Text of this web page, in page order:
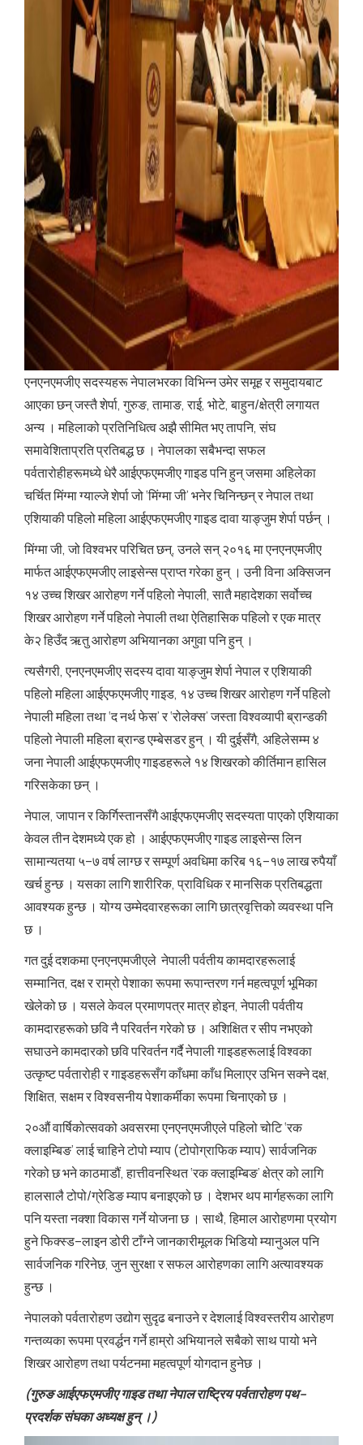
एनएनएमजीए सदस्यहरू नेपालभरका विभिन्न उमेर समूह र समुदायबाट
आएका छन् जस्तै शेर्पा, गुरुङ, तामाङ, राई, भोटे, बाहुन/क्षेत्री लगायत
अन्य । महिलाको प्रतिनिधित्व अझै सीमित भए तापनि, संघ
समावेशिताप्रति प्रतिबद्ध छ । नेपालका सबैभन्दा सफल
पर्वतारोहीहरूमध्ये धेरै आईएफएमजीए गाइड पनि हुन् जसमा अहिलेका
चर्चित मिंग्मा ग्याल्जे शेर्पा जो ‘मिंग्मा जी’ भनेर चिनिन्छन् र नेपाल तथा
एशियाकी पहिलो महिला आईएफएमजीए गाइड दावा याङ्जुम शेर्पा पर्छन् ।
मिंग्मा जी, जो विश्वभर परिचित छन्, उनले सन् २०१६ मा एनएनएमजीए
मार्फत आईएफएमजीए लाइसेन्स प्राप्त गरेका हुन् । उनी विना अक्सिजन
१४ उच्च शिखर आरोहण गर्ने पहिलो नेपाली, सातै महादेशका सर्वोच्च
शिखर आरोहण गर्ने पहिलो नेपाली तथा ऐतिहासिक पहिलो र एक मात्र
के२ हिउँद ऋतु आरोहण अभियानका अगुवा पनि हुन् ।
त्यसैगरी, एनएनएमजीए सदस्य दावा याङ्जुम शेर्पा नेपाल र एशियाकी
पहिलो महिला आईएफएमजीए गाइड, १४ उच्च शिखर आरोहण गर्ने पहिलो
नेपाली महिला तथा ‘द नर्थ फेस’ र ‘रोलेक्स’ जस्ता विश्वव्यापी ब्रान्डकी
पहिलो नेपाली महिला ब्रान्ड एम्बेसडर हुन् । यी दुईसँगै, अहिलेसम्म ४
जना नेपाली आईएफएमजीए गाइडहरूले १४ शिखरको कीर्तिमान हासिल
गरिसकेका छन् ।
नेपाल, जापान र किर्गिस्तानसँगै आईएफएमजीए सदस्यता पाएको एशियाका
केवल तीन देशमध्ये एक हो । आईएफएमजीए गाइड लाइसेन्स लिन
सामान्यतया ५–७ वर्ष लाग्छ र सम्पूर्ण अवधिमा करिब १६–१७ लाख रुपैयाँ
खर्च हुन्छ । यसका लागि शारीरिक, प्राविधिक र मानसिक प्रतिबद्धता
आवश्यक हुन्छ । योग्य उम्मेदवारहरूका लागि छात्रवृत्तिको व्यवस्था पनि
छ ।
गत दुई दशकमा एनएनएमजीएले नेपाली पर्वतीय कामदारहरूलाई
सम्मानित, दक्ष र राम्रो पेशाका रूपमा रूपान्तरण गर्न महत्वपूर्ण भूमिका
खेलेको छ । यसले केवल प्रमाणपत्र मात्र होइन, नेपाली पर्वतीय
कामदारहरूको छवि नै परिवर्तन गरेको छ । अशिक्षित र सीप नभएको
सघाउने कामदारको छवि परिवर्तन गर्दै नेपाली गाइडहरूलाई विश्वका
उत्कृष्ट पर्वतारोही र गाइडहरूसँग काँधमा काँध मिलाएर उभिन सक्ने दक्ष,
शिक्षित, सक्षम र विश्वसनीय पेशाकर्मीका रूपमा चिनाएको छ ।
२०औं वार्षिकोत्सवको अवसरमा एनएनएमजीएले पहिलो चोटि ‘रक
क्लाइम्बिङ’ लाई चाहिने टोपो म्याप (टोपोग्राफिक म्याप) सार्वजनिक
गरेको छ भने काठमाडौं, हात्तीवनस्थित ‘रक क्लाइम्बिङ’ क्षेत्र को लागि
हालसालै टोपो/ग्रेडिङ म्याप बनाइएको छ । देशभर थप मार्गहरूका लागि
पनि यस्ता नक्शा विकास गर्ने योजना छ । साथै, हिमाल आरोहणमा प्रयोग
हुने फिक्स्ड–लाइन डोरी टाँग्ने जानकारीमूलक भिडियो म्यानुअल पनि
सार्वजनिक गरिनेछ, जुन सुरक्षा र सफल आरोहणका लागि अत्यावश्यक
हुन्छ ।
नेपालको पर्वतारोहण उद्योग सुदृढ बनाउने र देशलाई विश्वस्तरीय आरोहण
गन्तव्यका रूपमा प्रवर्द्धन गर्ने हाम्रो अभियानले सबैको साथ पायो भने
शिखर आरोहण तथा पर्यटनमा महत्वपूर्ण योगदान हुनेछ ।
(गुरुङ आईएफएमजीए गाइड तथा नेपाल राष्ट्रिय पर्वतारोहण पथ–
प्रदर्शक संघका अध्यक्ष हुन् ।)